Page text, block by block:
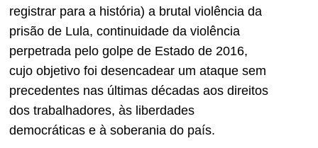
registrar para a história) a brutal violência da
prisão de Lula, continuidade da violência
perpetrada pelo golpe de Estado de 2016,
cujo objetivo foi desencadear um ataque sem
precedentes nas últimas décadas aos direitos
dos trabalhadores, às liberdades
democráticas e à soberania do país.